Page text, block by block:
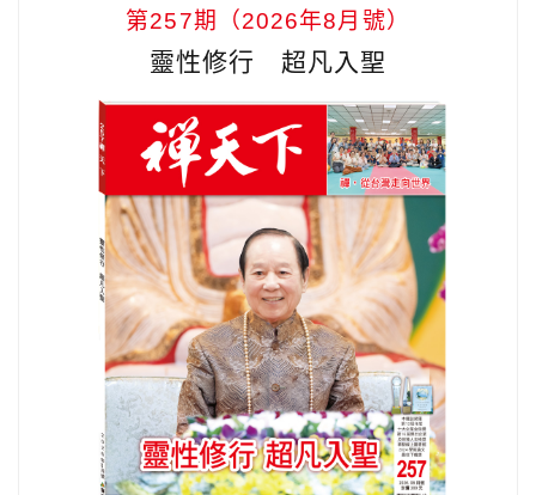
第257期（2026年8月號）
靈性修行 超凡入聖